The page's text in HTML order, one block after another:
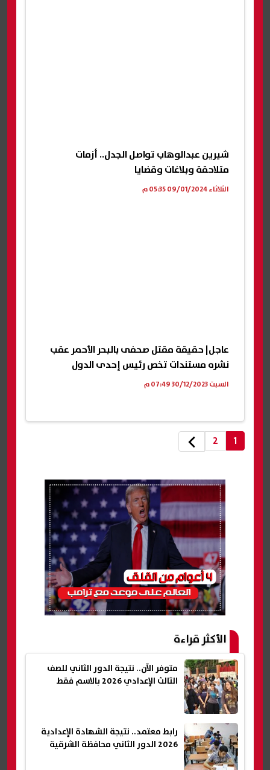
شيرين عبدالوهاب تواصل الجدل.. أزمات
متلاحقة وبلاغات وقضايا
الثلاثاء 09/01/2024 05:35 م
عاجل| حقيقة مقتل صحفى بالبحر الأحمر عقب
نشره مستندات تخص رئيس إحدى الدول
السبت 30/12/2023 07:49 م
1
2
الأكثر قراءة
متوفر الآن.. نتيجة الدور الثاني للصف
الثالث الإعدادي 2026 بالاسم فقط
رابط معتمد.. نتيجة الشهادة الإعدادية
2026 الدور الثاني محافظة الشرقية